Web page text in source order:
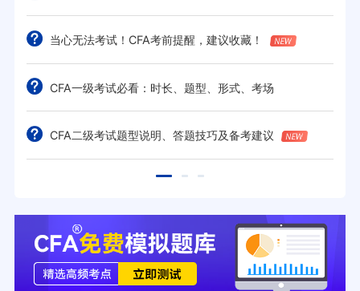
当心无法考试！CFA考前提醒，建议收藏！
CFA一级考试必看：时长、题型、形式、考场
CFA二级考试题型说明、答题技巧及备考建议